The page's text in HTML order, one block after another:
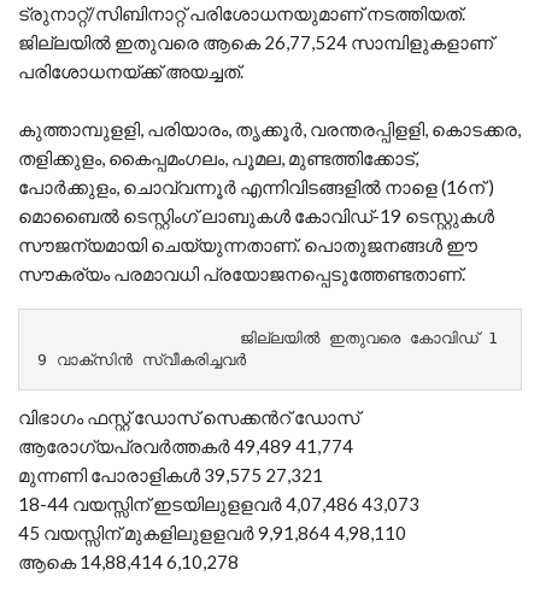
ട്രുനാറ്റ്/സിബിനാറ്റ് പരിശോധനയുമാണ് നടത്തിയത്.
ജില്ലയില്‍ ഇതുവരെ ആകെ 26,77,524 സാമ്പിളുകളാണ്
പരിശോധനയ്ക്ക് അയച്ചത്.
കുത്താമ്പുളളി, പരിയാരം, തൃക്കൂര്‍, വരന്തരപ്പിളളി, കൊടക്കര,
തളിക്കുളം, കൈപ്പമംഗലം, പൂമല, മുണ്ടത്തിക്കോട്,
പോര്‍ക്കുളം, ചൊവ്വന്നൂര്‍ എന്നിവിടങ്ങളില്‍ നാളെ (16ന് )
മൊബൈല്‍ ടെസ്റ്റിംഗ് ലാബുകള്‍ കോവിഡ്-19 ടെസ്റ്റുകള്‍
സൗജന്യമായി ചെയ്യുന്നതാണ്. പൊതുജനങ്ങള്‍ ഈ
സൗകര്യം പരമാവധി പ്രയോജനപ്പെടുത്തേണ്ടതാണ്.
9 വാക്സിന്‍ സ്വീകരിച്ചവര്‍
വിഭാഗം ഫസ്റ്റ് ഡോസ് സെക്കന്‍റ് ഡോസ്
ആരോഗ്യപ്രവര്‍ത്തകര്‍ 49,489 41,774
മുന്നണി പോരാളികള്‍ 39,575 27,321
18-44 വയസ്സിന് ഇടയിലുളളവര്‍ 4,07,486 43,073
45 വയസ്സിന് മുകളിലുളളവര്‍ 9,91,864 4,98,110
ആകെ 14,88,414 6,10,278